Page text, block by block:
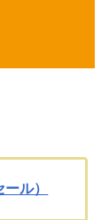
ル）